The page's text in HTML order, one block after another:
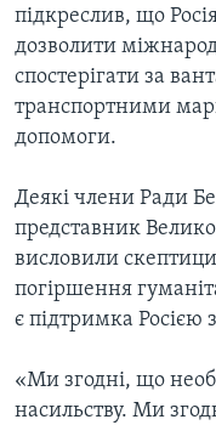
підкреслив, що
дозволити
спостерігати за
транспортними
допомоги.
Деякі члени Ради
представник
висловили
погіршення
є підтримка Росією
«Ми згодні, що
насильству. Ми